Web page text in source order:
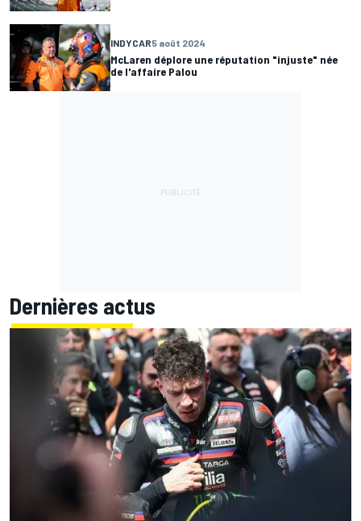
INDYCAR5 août 2024
McLaren déplore une réputation "injuste" née
de l'affaire Palou
Dernières actus